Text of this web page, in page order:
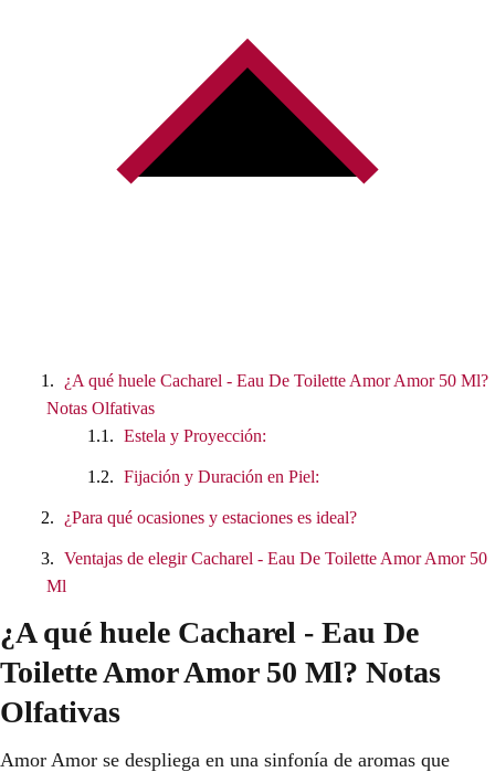
¿A qué huele Cacharel - Eau De Toilette Amor Amor 50 Ml?
Notas Olfativas
Estela y Proyección:
Fijación y Duración en Piel:
¿Para qué ocasiones y estaciones es ideal?
Ventajas de elegir Cacharel - Eau De Toilette Amor Amor 50
Ml
¿A qué huele Cacharel - Eau De
Toilette Amor Amor 50 Ml? Notas
Olfativas
Amor Amor se despliega en una sinfonía de aromas que